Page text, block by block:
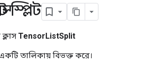
স্প্লিট
TensorListSplit
তালিকায় বিভক্ত করে।